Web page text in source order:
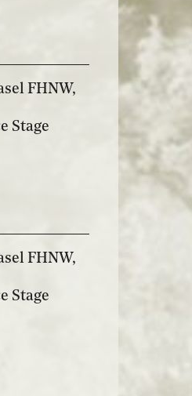
FHNW,
Stage
FHNW,
Stage